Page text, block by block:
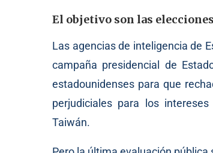
El objetivo son las
Las agencias de inteligencia de
campaña presidencial de
estadounidenses para que
perjudiciales para los
Taiwán.